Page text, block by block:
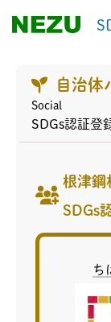
自治体
Social
SDGs認証登
根津鋼
SDGs
ち